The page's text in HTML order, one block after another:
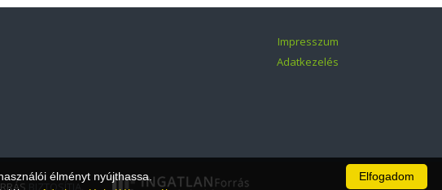
Impresszum
Adatkezelés
BIZTOSÍTJA.
Elfogadom
élményt nyújthassa.